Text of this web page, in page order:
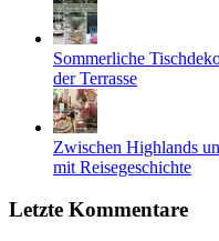
Sommerliche
der Terrasse
Zwischen Highlands
mit Reisegeschichte
Letzte Kommentare